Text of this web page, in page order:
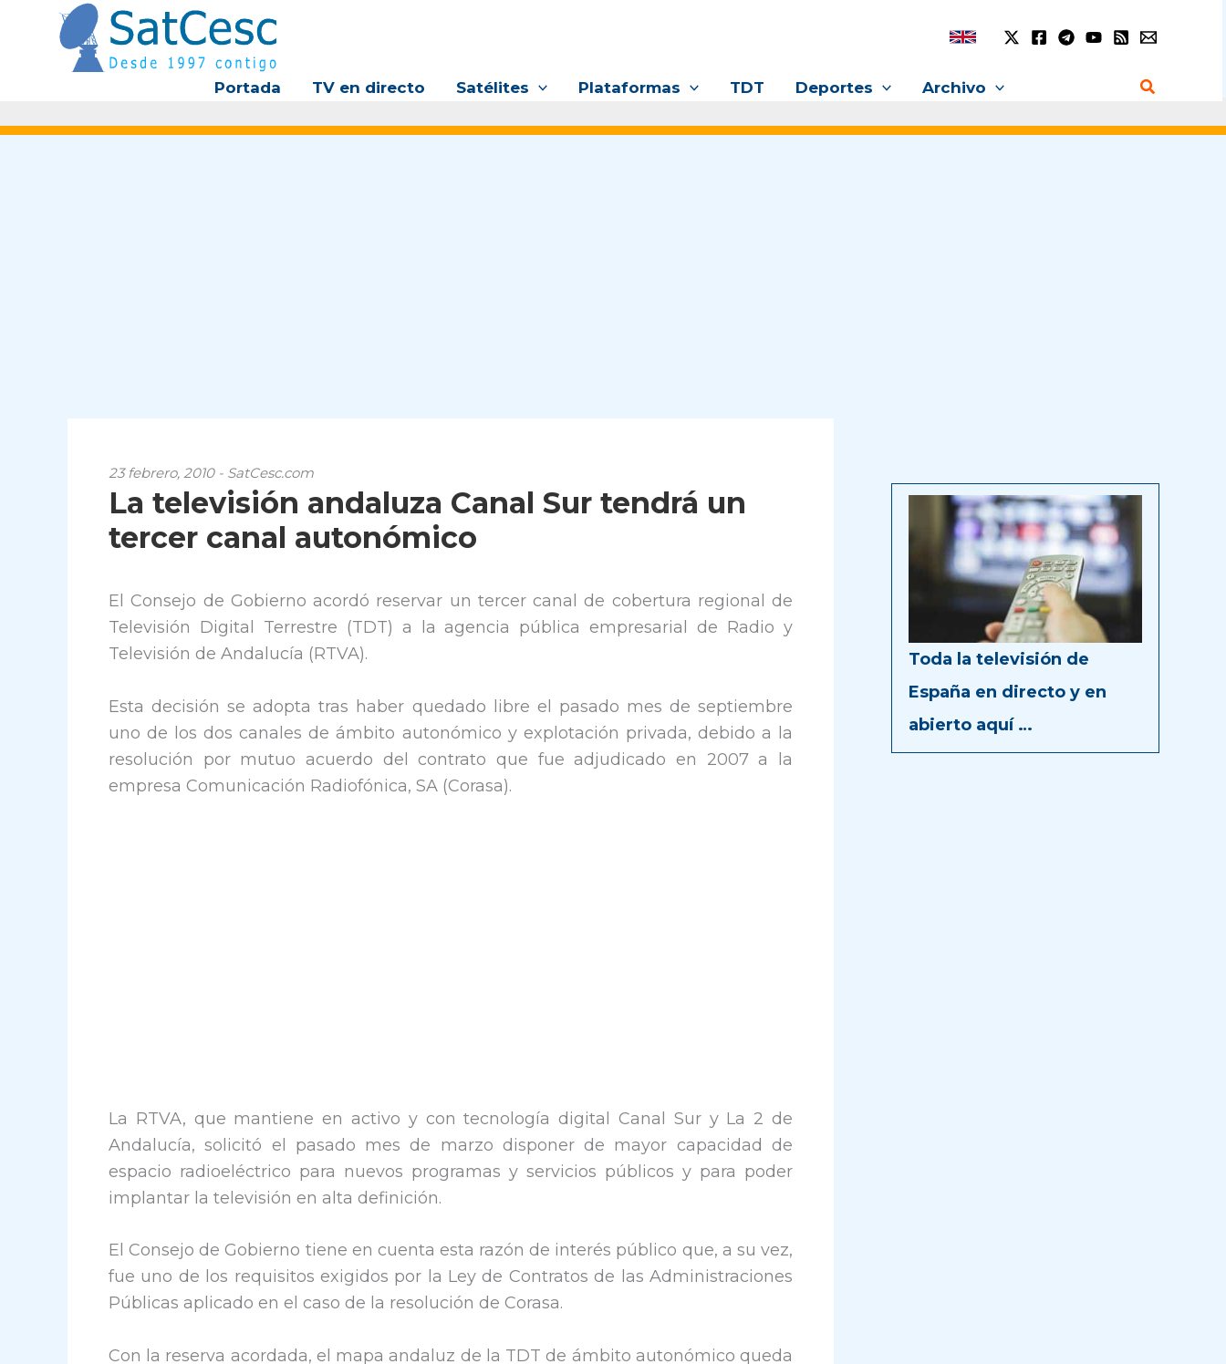
contenido
Portada TV en directo Satélites Plataformas TDT Deportes Archivo Buscar
23 febrero, 2010 - SatCesc.com
La televisión andaluza Canal Sur tendrá un
tercer canal autonómico
El Consejo de Gobierno acordó reservar un tercer canal de cobertura regional de
Televisión Digital Terrestre (TDT) a la agencia pública empresarial de Radio y
Televisión de Andalucía (RTVA).
Esta decisión se adopta tras haber quedado libre el pasado mes de septiembre
uno de los dos canales de ámbito autonómico y explotación privada, debido a la
resolución por mutuo acuerdo del contrato que fue adjudicado en 2007 a la
empresa Comunicación Radiofónica, SA (Corasa).
La RTVA, que mantiene en activo y con tecnología digital Canal Sur y La 2 de
Andalucía, solicitó el pasado mes de marzo disponer de mayor capacidad de
espacio radioeléctrico para nuevos programas y servicios públicos y para poder
implantar la televisión en alta definición.
El Consejo de Gobierno tiene en cuenta esta razón de interés público que, a su vez,
fue uno de los requisitos exigidos por la Ley de Contratos de las Administraciones
Públicas aplicado en el caso de la resolución de Corasa.
Con la reserva acordada, el mapa andaluz de la TDT de ámbito autonómico queda
Toda la televisión de
España en directo y en
abierto aquí …